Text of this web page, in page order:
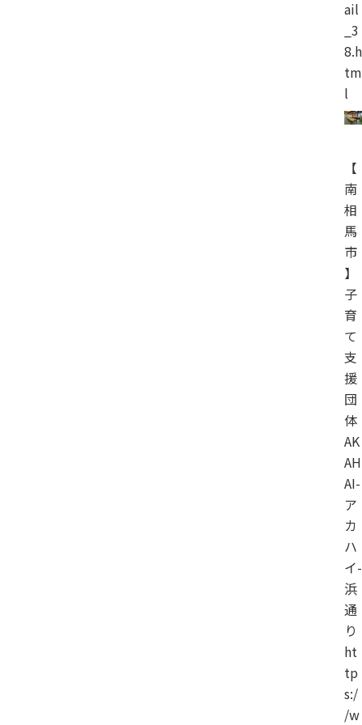
ail
_3
8.h
tm
l
【
南
相
馬
市
】
子
育
て
支
援
団
体
AK
AH
AI-
ア
カ
ハ
イ-
浜
通
り
ht
tp
s:/
/w